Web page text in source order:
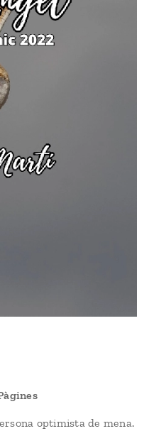
optimista de mena.